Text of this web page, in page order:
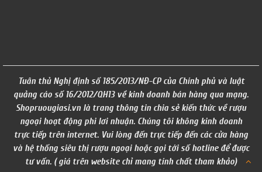
Tuân thủ Nghị định số 185/2013/NĐ-CP của Chính phủ và luật
quảng cáo số 16/2012/QH13 về kinh doanh bán hàng qua mạng.
Shopruougiasi.vn là trang thông tin chia sẻ kiến thức về rượu
ngoại hoạt động phi lơi nhuận. Chúng tôi không kinh doanh
trực tiếp trên internet. Vui lòng đến trực tiếp đến các cửa hàng
và hệ thống siêu thị rượu ngoại hoặc gọi tới số hotline để được
tư vấn. ( giá trên website chỉ mang tính chất tham khảo)